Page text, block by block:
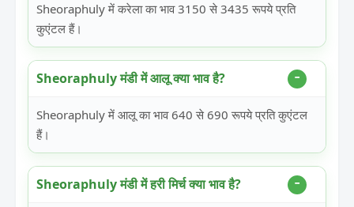
Sheoraphuly में करेला का भाव 3150 से 3435 रूपये प्रति
कुएंटल हैं।
Sheoraphuly मंडी में आलू क्या भाव है?
Sheoraphuly में आलू का भाव 640 से 690 रूपये प्रति कुएंटल
हैं।
Sheoraphuly मंडी में हरी मिर्च क्या भाव है?